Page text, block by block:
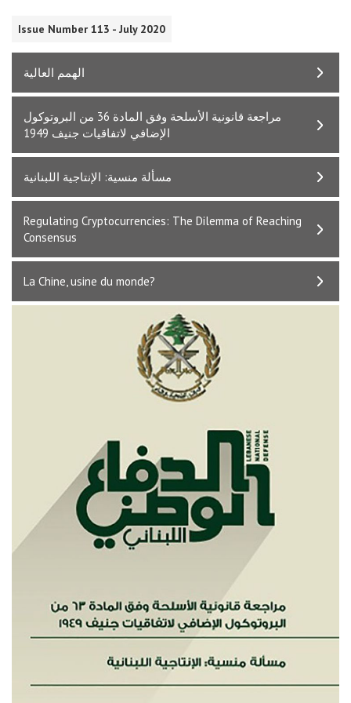
Issue Number 113 - July 2020
الهمم العالية
مراجعة قانونية الأسلحة وفق المادة 36 من البروتوكول
الإضافي لاتفاقيات جنيف 1949
مسألة منسية: الإنتاجية اللبنانية
Regulating Cryptocurrencies: The Dilemma of Reaching
Consensus
La Chine, usine du monde?